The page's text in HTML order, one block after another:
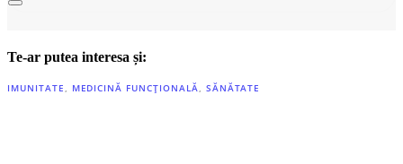
Te-ar putea interesa și:
IMUNITATE, MEDICINĂ FUNCȚIONALĂ, SĂNĂTATE